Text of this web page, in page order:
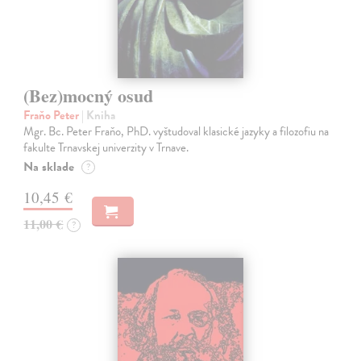
(Bez)mocný osud
Fraňo Peter| Kniha
Mgr. Bc. Peter Fraňo, PhD. vyštudoval klasické jazyky a filozofiu na
fakulte Trnavskej univerzity v Trnave.
Na sklade ?
10,45 €
11,00 € ?